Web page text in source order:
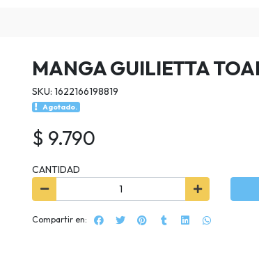
MANGA GUILIETTA
SKU: 1622166198819
Agotado.
$ 9.790
CANTIDAD
Compartir en: